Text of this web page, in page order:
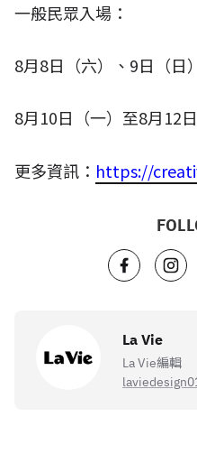
一般民眾入場：
8月8日（六）、 9日（日）
8月10日（一）至8月12
更多資訊： https://
La Vie
La Vie編輯